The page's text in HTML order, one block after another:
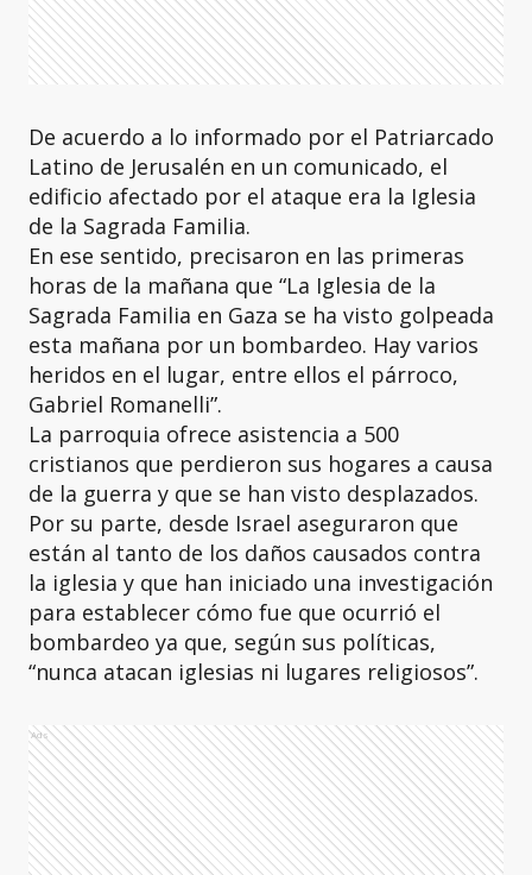
De acuerdo a lo informado por el Patriarcado
Latino de Jerusalén en un comunicado, el
edificio afectado por el ataque era la Iglesia
de la Sagrada Familia.
En ese sentido, precisaron en las primeras
horas de la mañana que “La Iglesia de la
Sagrada Familia en Gaza se ha visto golpeada
esta mañana por un bombardeo. Hay varios
heridos en el lugar, entre ellos el párroco,
Gabriel Romanelli”.
La parroquia ofrece asistencia a 500
cristianos que perdieron sus hogares a causa
de la guerra y que se han visto desplazados.
Por su parte, desde Israel aseguraron que
están al tanto de los daños causados contra
la iglesia y que han iniciado una investigación
para establecer cómo fue que ocurrió el
bombardeo ya que, según sus políticas,
“nunca atacan iglesias ni lugares religiosos”.
Ads